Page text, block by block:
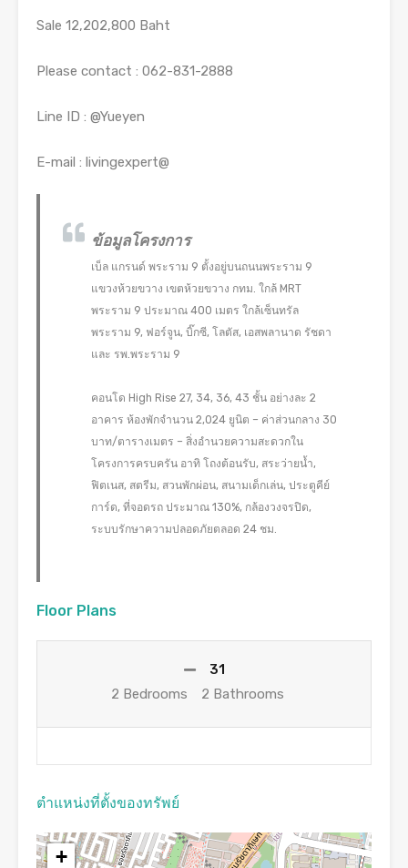
Sale 12,202,800 Baht
Please contact : 062-831-2888
Line ID : @Yueyen
E-mail : livingexpert@
ข้อมูลโครงการ
เบ็ล แกรนด์ พระราม 9 ตั้งอยู่บนถนนพระราม 9
แขวงห้วยขวาง เขตห้วยขวาง กทม. ใกล้ MRT
พระราม 9 ประมาณ 400 เมตร ใกล้เซ็นทรัล
พระราม 9, ฟอร์จูน, บิ๊กซี, โลตัส, เอสพลานาด รัชดา
และ รพ.พระราม 9
คอนโด High Rise 27, 34, 36, 43 ชั้น อย่างละ 2
อาคาร ห้องพักจำนวน 2,024 ยูนิต – ค่าส่วนกลาง 30
บาท/ตารางเมตร – สิ่งอำนวยความสะดวกใน
โครงการครบครัน อาทิ โถงต้อนรับ, สระว่ายน้ำ,
ฟิตเนส, สตรีม, สวนพักผ่อน, สนามเด็กเล่น, ประตูคีย์
การ์ด, ที่จอดรถ ประมาณ 130%, กล้องวงจรปิด,
ระบบรักษาความปลอดภัยตลอด 24 ชม.
Floor Plans
31
2 Bedrooms
2 Bathrooms
ตำแหน่งที่ตั้งของทรัพย์
+